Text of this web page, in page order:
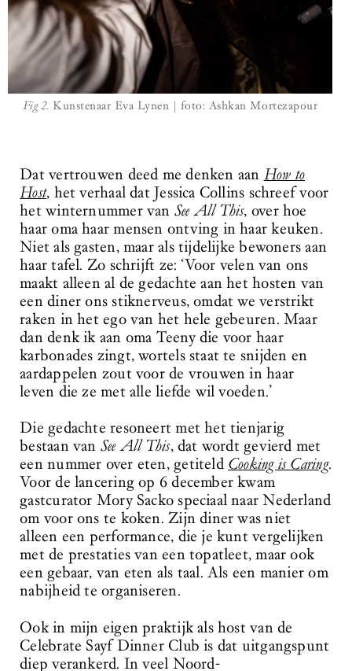
Fig 2. Kunstenaar Eva Lynen | foto: Ashkan Mortezapour
Dat vertrouwen deed me denken aan How to
Host, het verhaal dat Jessica Collins schreef voor
het winternummer van See All This, over hoe
haar oma haar mensen ontving in haar keuken.
Niet als gasten, maar als tijdelijke bewoners aan
haar tafel. Zo schrijft ze: ‘Voor velen van ons
maakt alleen al de gedachte aan het hosten van
een diner ons stiknerveus, omdat we verstrikt
raken in het ego van het hele gebeuren. Maar
dan denk ik aan oma Teeny die voor haar
karbonades zingt, wortels staat te snijden en
aardappelen zout voor de vrouwen in haar
leven die ze met alle liefde wil voeden.’
Die gedachte resoneert met het tienjarig
bestaan van See All This, dat wordt gevierd met
een nummer over eten, getiteld Cooking is Caring.
Voor de lancering op 6 december kwam
gastcurator Mory Sacko speciaal naar Nederland
om voor ons te koken. Zijn diner was niet
alleen een performance, die je kunt vergelijken
met de prestaties van een topatleet, maar ook
een gebaar, van eten als taal. Als een manier om
nabijheid te organiseren.
Ook in mijn eigen praktijk als host van de
Celebrate Sayf Dinner Club is dat uitgangspunt
diep verankerd. In veel Noord-